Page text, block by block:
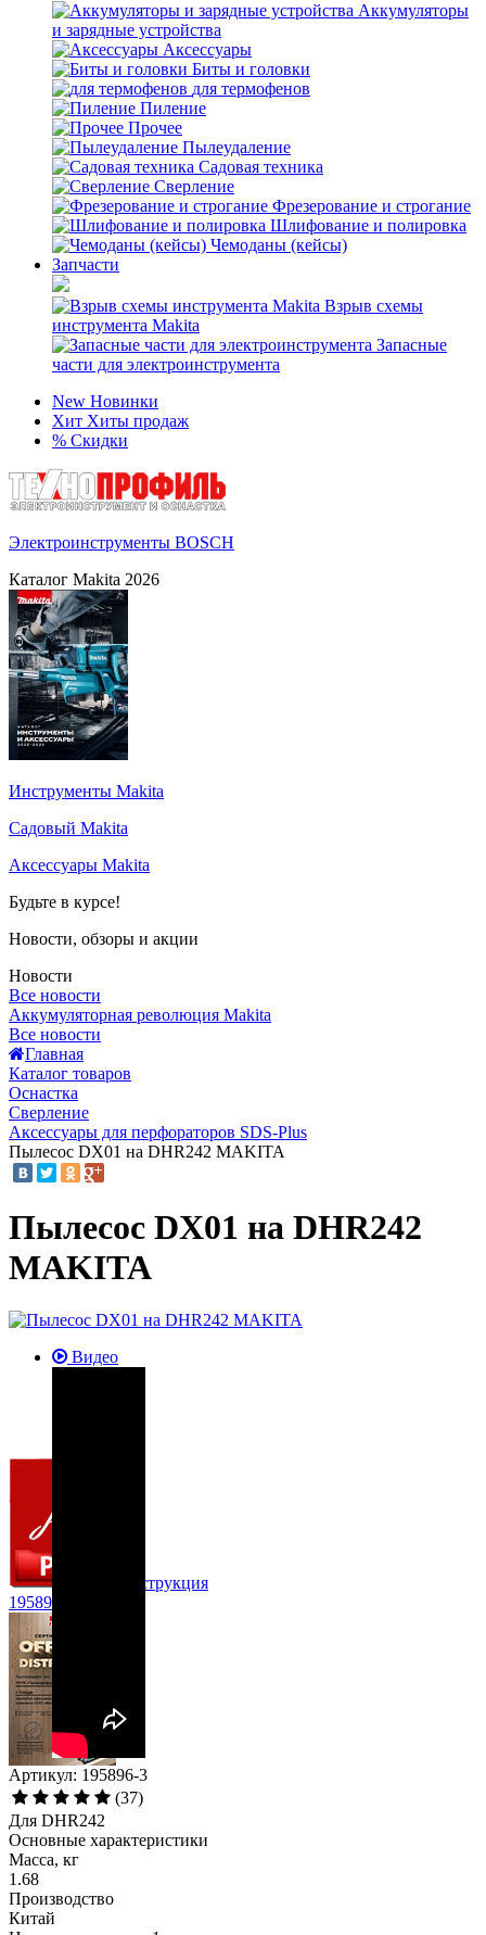
Аккумуляторы
и зарядные устройства
Аксессуары
Биты и головки
для термофенов
Пиление
Прочее
Пылеудаление
Садовая техника
Сверление
Фрезерование и строгание
Шлифование и полировка
Чемоданы (кейсы)
Запчасти
Взрыв схемы
инструмента Makita
Запасные
части для электроинструмента
New Новинки
Хит Хиты продаж
% Скидки
Электроинструменты BOSCH
Каталог Makita 2026
Инструменты Makita
Садовый Makita
Аксессуары Makita
Будьте в курсе!
Новости, обзоры и акции
Новости
Все новости
Аккумуляторная революция Makita
Все новости
Главная
Каталог товаров
Оснастка
Сверление
Аксессуары для перфораторов SDS-Plus
Пылесос DX01 на DHR242 MAKITA
Пылесос DX01 на DHR242
MAKITA
Видео
Инструкция
195896-3
Артикул: 195896-3
(37)
Для DHR242
Основные характеристики
Масса, кг
1.68
Производство
Китай